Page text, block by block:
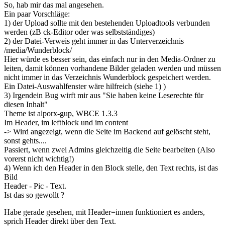
So, hab mir das mal angesehen.
Ein paar Vorschläge:
1) der Upload sollte mit den bestehenden Uploadtools verbunden
werden (zB ck-Editor oder was selbstständiges)
2) der Datei-Verweis geht immer in das Unterverzeichnis
/media/Wunderblock/
Hier würde es besser sein, das einfach nur in den Media-Ordner zu
leiten, damit können vorhandene Bilder geladen werden und müssen
nicht immer in das Verzeichnis Wunderblock gespeichert werden.
Ein Datei-Auswahlfenster wäre hilfreich (siehe 1) )
3) Irgendein Bug wirft mir aus "Sie haben keine Leserechte für
diesen Inhalt"
Theme ist alporx-gup, WBCE 1.3.3
Im Header, im leftblock und im content
-> Wird angezeigt, wenn die Seite im Backend auf gelöscht steht,
sonst gehts....
Passiert, wenn zwei Admins gleichzeitig die Seite bearbeiten (Also
vorerst nicht wichtig!)
4) Wenn ich den Header in den Block stelle, den Text rechts, ist das
Bild
Header - Pic - Text.
Ist das so gewollt ?
Habe gerade gesehen, mit Header=innen funktioniert es anders,
sprich Header direkt über den Text.